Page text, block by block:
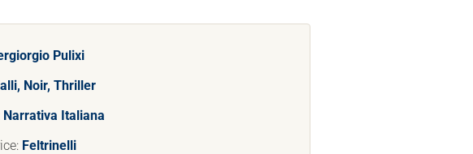
Pulixi
Noir, Thriller
Narrativa Italiana
Feltrinelli